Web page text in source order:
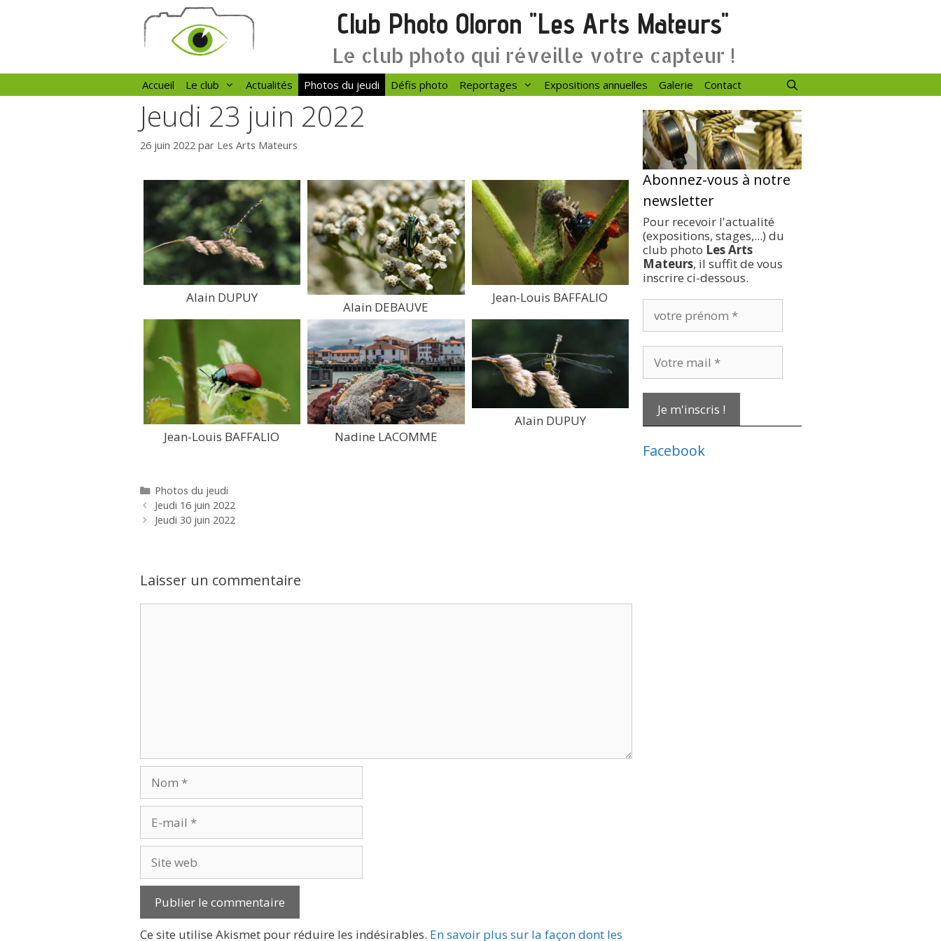
Club Photo Oloron "Les Arts Mateurs"
Le club photo qui réveille votre capteur !
Accueil Le club Actualités Photos du jeudi Défis photo Reportages Expositions annuelles Galerie Contact
Jeudi 23 juin 2022
26 juin 2022 par Les Arts Mateurs
Alain DUPUY
Alain DEBAUVE
Jean-Louis BAFFALIO
Jean-Louis BAFFALIO Nadine LACOMME
Alain DUPUY
Catégories
Photos du jeudi
Jeudi 16 juin 2022
Jeudi 30 juin 2022
Laisser un commentaire
mail
web
Ce site utilise Akismet pour réduire les indésirables. En savoir plus sur la façon dont les
Abonnez-vous à notre
newsletter
Pour recevoir l'actualité
(expositions, stages,...) du
club photo Les Arts
Mateurs, il suffit de vous
inscrire ci-dessous.
votre
prénom
*
Votre
mail
*
Facebook